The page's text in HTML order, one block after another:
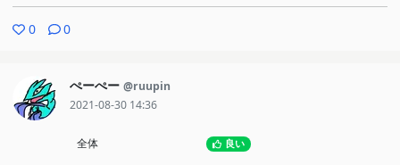
0 0
ぺーぺー @ruupin
2021-08-30 14:36
全体 良い